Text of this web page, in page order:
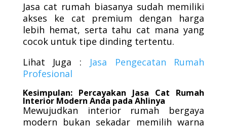
Jasa cat rumah biasanya sudah memiliki
akses ke cat premium dengan harga
lebih hemat, serta tahu cat mana yang
cocok untuk tipe dinding tertentu.
Lihat Juga : Jasa Pengecatan Rumah
Profesional
Kesimpulan: Percayakan Jasa Cat Rumah
Interior Modern Anda pada Ahlinya
Mewujudkan interior rumah bergaya
modern bukan sekadar memilih warna